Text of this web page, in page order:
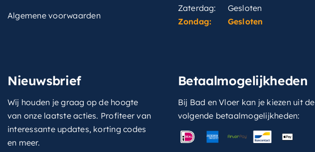
Algemene voorwaarden
Zaterdag:
Gesloten
Zondag:
Gesloten
Nieuwsbrief
Wij houden je graag op de hoogte
van onze laatste acties. Profiteer van
interessante updates, korting codes
en meer.
Betaalmogelijkheden
Bij Bad en Vloer kan je kiezen uit de
volgende betaalmogelijkheden: